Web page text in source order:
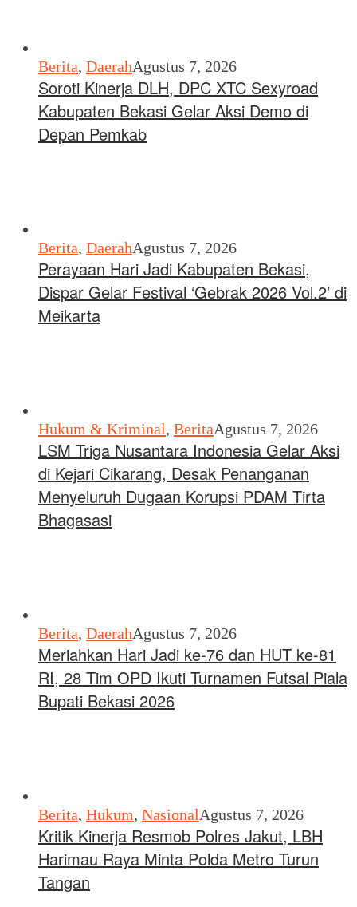
Berita, DaerahAgustus 7, 2026
Soroti Kinerja DLH, DPC XTC Sexyroad
Kabupaten Bekasi Gelar Aksi Demo di
Depan Pemkab
Berita, DaerahAgustus 7, 2026
Perayaan Hari Jadi Kabupaten Bekasi,
Dispar Gelar Festival ‘Gebrak 2026 Vol.2’ di
Meikarta
Hukum & Kriminal, BeritaAgustus 7, 2026
LSM Triga Nusantara Indonesia Gelar Aksi
di Kejari Cikarang, Desak Penanganan
Menyeluruh Dugaan Korupsi PDAM Tirta
Bhagasasi
Berita, DaerahAgustus 7, 2026
Meriahkan Hari Jadi ke-76 dan HUT ke-81
RI, 28 Tim OPD Ikuti Turnamen Futsal Piala
Bupati Bekasi 2026
Berita, Hukum, NasionalAgustus 7, 2026
Kritik Kinerja Resmob Polres Jakut, LBH
Harimau Raya Minta Polda Metro Turun
Tangan